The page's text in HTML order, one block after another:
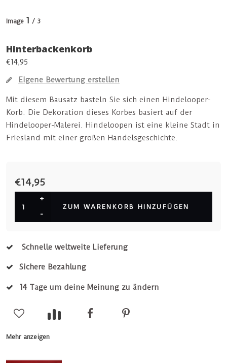
Image 1 / 3
Hinterbackenkorb
€14,95
Eigene Bewertung erstellen
Mit diesem Bausatz basteln Sie sich einen Hindelooper-
Korb. Die Dekoration dieses Korbes basiert auf der
Hindelooper-Malerei. Hindeloopen ist eine kleine Stadt in
Friesland mit einer großen Handelsgeschichte.
€14,95
+
-
ZUM WARENKORB HINZUFÜGEN
Schnelle weltweite Lieferung
Sichere Bezahlung
14 Tage um deine Meinung zu ändern
Mehr anzeigen